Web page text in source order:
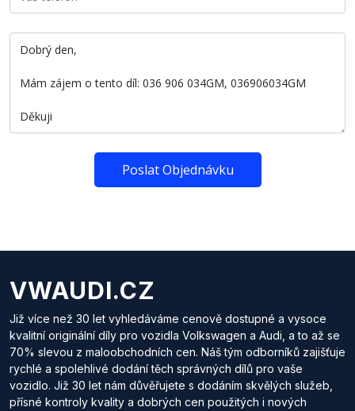
Poslat Objednávku
VWAUDI.CZ
Již více než 30 let vyhledáváme cenově dostupné a vysoce
kvalitní originální díly pro vozidla Volkswagen a Audi, a to až se
70% slevou z maloobchodních cen. Náš tým odborníků zajišťuje
rychlé a spolehlivé dodání těch správných dílů pro vaše
vozidlo. Již 30 let nám důvěřujete s dodáním skvělých služeb,
přísné kontroly kvality a dobrých cen použitých i nových